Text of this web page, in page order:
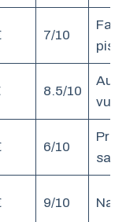
7/10
8.5/10
vue
6/10
9/10